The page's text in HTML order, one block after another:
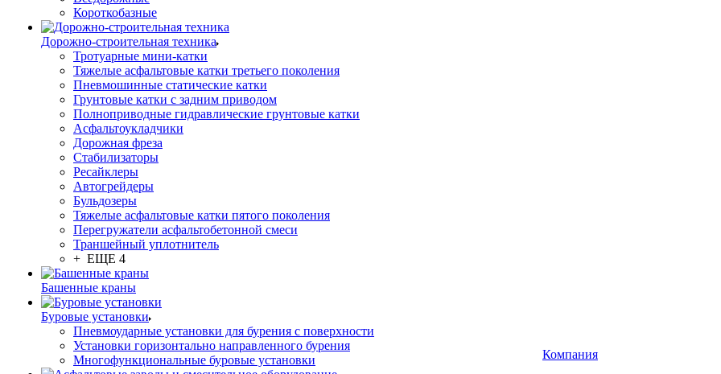
Короткобазные
Дорожно-строительная техника
Тротуарные мини-катки
Тяжелые асфальтовые катки третьего поколения
Пневмошинные статические катки
Грунтовые катки с задним приводом
Полноприводные гидравлические грунтовые катки
Асфальтоукладчики
Дорожная фреза
Стабилизаторы
Ресайклеры
Автогрейдеры
Бульдозеры
Тяжелые асфальтовые катки пятого поколения
Перегружатели асфальтобетонной смеси
Траншейный уплотнитель
+ ЕЩЕ 4
Башенные краны
Буровые установки
Пневмоударные установки для бурения с поверхности
Установки горизонтально направленного бурения
Многофункциональные буровые установки
Компания